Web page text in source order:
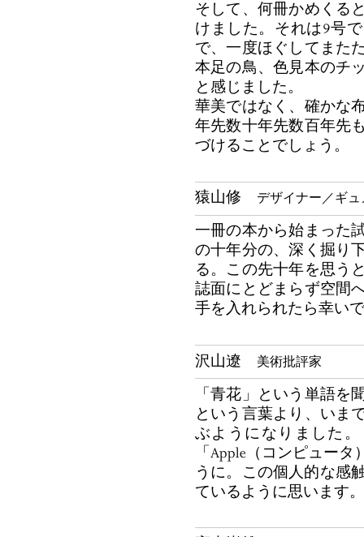
そして、何冊かめくる
けました。それは9号
で、一度ほぐしてまた
本足の鳥、色見本のチ
と感じました。
華美ではなく、確かな
年先数十年先数百年先
づけることでしょう。
猿山修 デザイナー／ギ
一冊の本から始まった
の十年分の、深く掘り
る。この先十年を思う
誌面にとどまらず空間
手を入れられたら幸い
沢山遼 美術批評家
「青花」という単語を
という言葉より、いま
ぶようになりました
「Apple（コンピュー
うに。この個人的な感
ているように思います